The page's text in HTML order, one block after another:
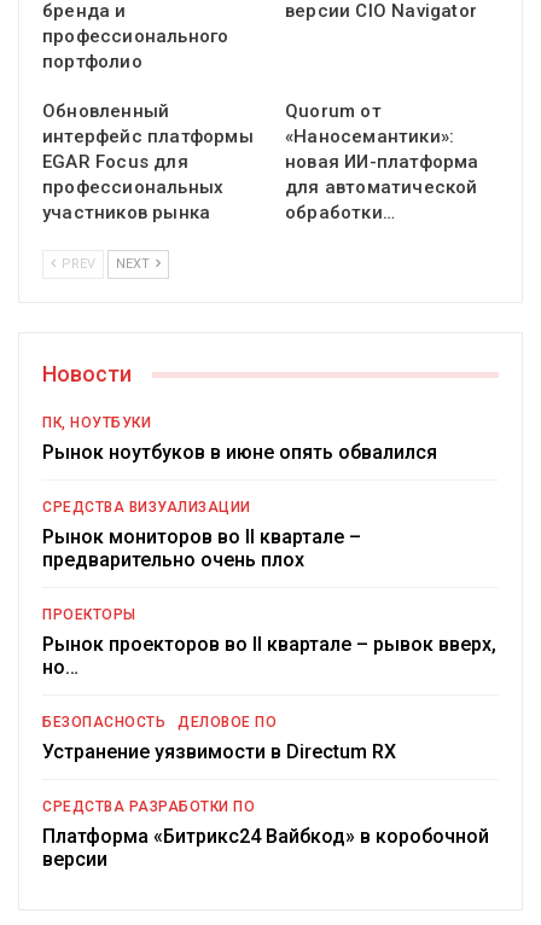
бренда и
профессионального
портфолио
версии CIO Navigator
Обновленный
интерфейс платформы
EGAR Focus для
профессиональных
участников рынка
Quorum от
«Наносемантики»:
новая ИИ-платформа
для автоматической
обработки…
PREV NEXT
Новости
ПК, НОУТБУКИ
Рынок ноутбуков в июне опять обвалился
СРЕДСТВА ВИЗУАЛИЗАЦИИ
Рынок мониторов во II квартале –
предварительно очень плох
ПРОЕКТОРЫ
Рынок проекторов во II квартале – рывок вверх,
но…
БЕЗОПАСНОСТЬ ДЕЛОВОЕ ПО
Устранение уязвимости в Directum RX
СРЕДСТВА РАЗРАБОТКИ ПО
Платформа «Битрикс24 Вайбкод» в коробочной
версии